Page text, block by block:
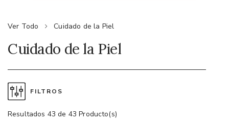
Ver Todo Cuidado de la Piel
Cuidado de la Piel
FILTROS
Resultados 43 de 43 Producto(s)